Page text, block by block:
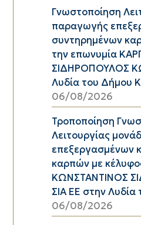
Γνωστοποίηση
παραγωγής
συντηρημένων
την επωνυμία
ΣΙΔΗΡΟΠΟΥΛΟΣ
Λυδία του Δήμου
06/08/2026
Τροποποίηση
Λειτουργίας
επεξεργασμένων
καρπών με
ΚΩΝΣΤΑΝΤΙΝΟΣ
ΣΙΑ ΕΕ στην
06/08/2026